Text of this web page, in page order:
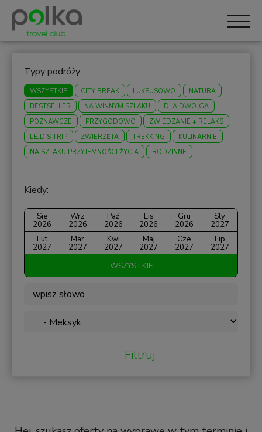
Typy podróży:
WSZYSTKIE CITY BREAK LUKSUSOWO
NATURA
BESTSELLER
NA WINNYM SZLAKU
DLA DWOJGA
POZNAWCZE
PRZYGODOWO
ZWIEDZANIE + RELAKS
LEJDIS TRIP
ZWIERZĘTA TREKKING
KULINARNIE
NA SZLAKU PRZYJEMNOŚCI ŻYCIA
RODZINNE
Kiedy:
Sie
2026
Wrz
2026
Paź
2026
Lis
2026
Gru
2026
Sty
2027
Lut
2027
Mar
2027
Kwi
2027
Maj
2027
Cze
2027
Lip
2027
WSZYSTKIE
Filtruj